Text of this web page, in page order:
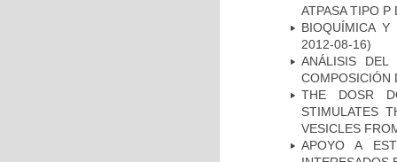
ATPASA TIPO
BIOQUÍMICA Y
2012-08-16)
ANÁLISIS DEL
COMPOSICIÓN
THE DOSR
STIMULATES
VESICLES
APOYO A